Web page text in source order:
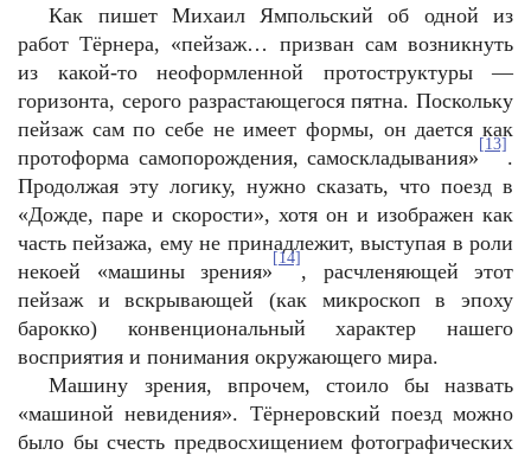
Как пишет Михаил Ямпольский об одной из
работ Тёрнера, «пейзаж… призван сам возникнуть
из какой-то неоформленной протоструктуры —
горизонта, серого разрастающегося пятна. Поскольку
пейзаж сам по себе не имеет формы, он дается как
протоформа самопорождения, самоскладывания»
[13]
.
Продолжая эту логику, нужно сказать, что поезд в
«Дожде, паре и скорости», хотя он и изображен как
часть пейзажа, ему не принадлежит, выступая в роли
некоей «машины зрения»
[14]
, расчленяющей этот
пейзаж и вскрывающей (как микроскоп в эпоху
барокко) конвенциональный характер нашего
восприятия и понимания окружающего мира.
Машину зрения, впрочем, стоило бы назвать
«машиной невидения». Тёрнеровский поезд можно
было бы счесть предвосхищением фотографических